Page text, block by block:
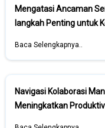
Mengatasi Ancaman
langkah Penting untuk
Baca Selengkapnya..
Navigasi Kolaborasi
Meningkatkan